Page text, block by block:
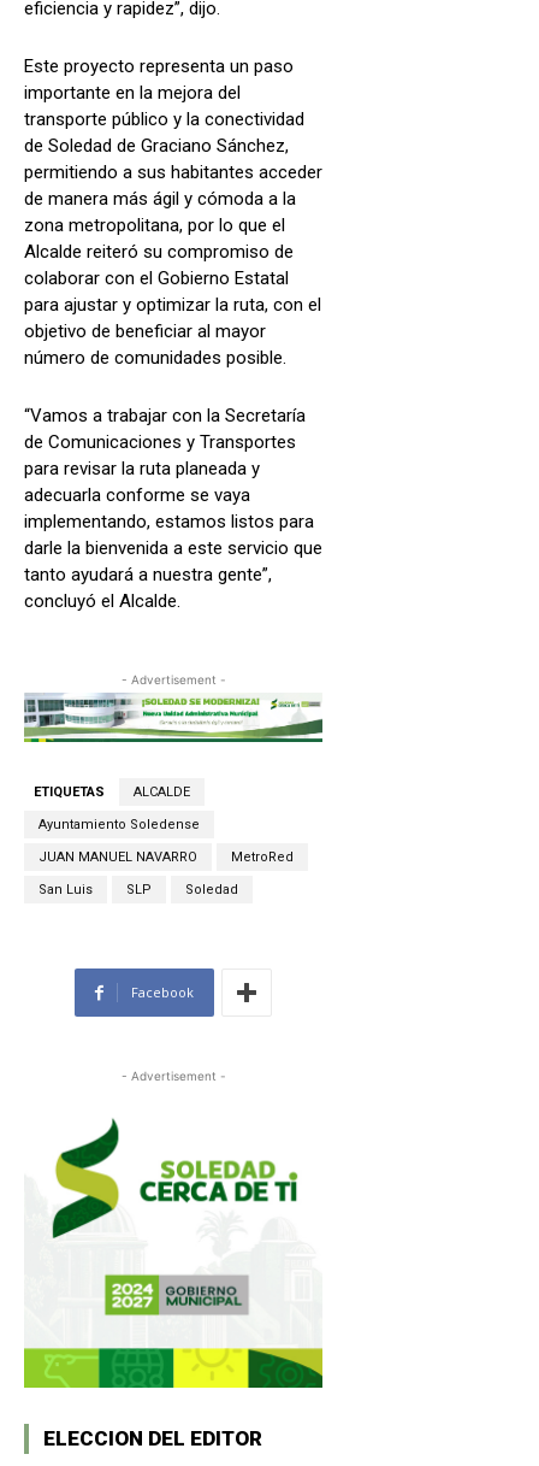
eficiencia y rapidez”, dijo.
Este proyecto representa un paso
importante en la mejora del
transporte público y la conectividad
de Soledad de Graciano Sánchez,
permitiendo a sus habitantes acceder
de manera más ágil y cómoda a la
zona metropolitana, por lo que el
Alcalde reiteró su compromiso de
colaborar con el Gobierno Estatal
para ajustar y optimizar la ruta, con el
objetivo de beneficiar al mayor
número de comunidades posible.
“Vamos a trabajar con la Secretaría
de Comunicaciones y Transportes
para revisar la ruta planeada y
adecuarla conforme se vaya
implementando, estamos listos para
darle la bienvenida a este servicio que
tanto ayudará a nuestra gente”,
concluyó el Alcalde.
- Advertisement -
ETIQUETAS ALCALDE
Ayuntamiento Soledense
JUAN MANUEL NAVARRO MetroRed
San Luis SLP Soledad
Facebook
- Advertisement -
ELECCION DEL EDITOR